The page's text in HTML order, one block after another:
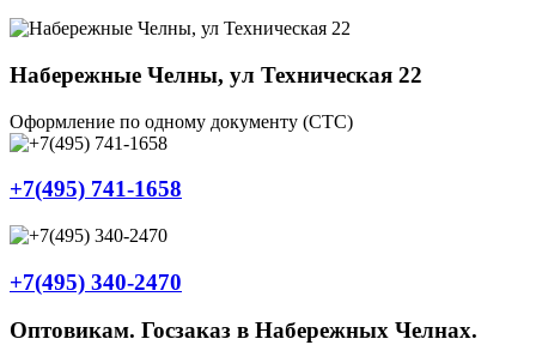
Набережные Челны, ул Техническая 22
Оформление по одному документу (СТС)
+7(495) 741-1658
+7(495) 340-2470
Оптовикам. Госзаказ в Набережных Челнах.